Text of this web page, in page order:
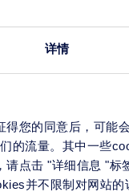
详情
您的同意后，可能
的流量。其中一些
请点击 "详细信息 "
并不限制对网站